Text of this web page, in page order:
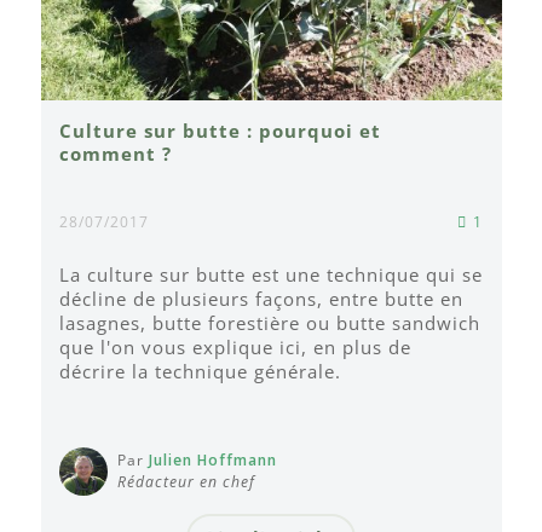
Culture sur butte : pourquoi et
comment ?
28/07/2017 1
La culture sur butte est une technique qui se
décline de plusieurs façons, entre butte en
lasagnes, butte forestière ou butte sandwich
que l'on vous explique ici, en plus de
décrire la technique générale.
Par Julien Hoffmann
Rédacteur en chef